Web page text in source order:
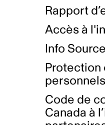
Rapport
Accès à
Info Source
Protection
personnels
Code de
Canada à